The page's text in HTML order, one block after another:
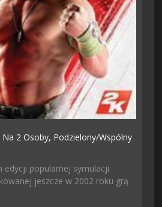
Na 2 Osoby, Podzielony/wspólny
edycji popularnej symulacji
jeszcze w 2002 roku grą